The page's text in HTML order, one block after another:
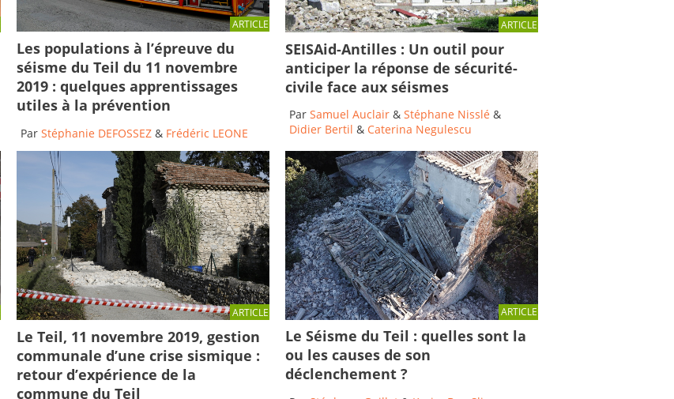
ARTICLE
Les populations à l’épreuve du
séisme du Teil du 11 novembre
2019 : quelques apprentissages
utiles à la prévention
Par Stéphanie DEFOSSEZ & Frédéric LEONE
ARTICLE
SEISAid-Antilles : Un outil pour
anticiper la réponse de sécurité-
civile face aux séismes
Par Samuel Auclair & Stéphane Nisslé &
Didier Bertil & Caterina Negulescu
ARTICLE
Le Teil, 11 novembre 2019, gestion
communale d’une crise sismique :
retour d’expérience de la
commune du Teil
ARTICLE
Le Séisme du Teil : quelles sont la
ou les causes de son
déclenchement ?